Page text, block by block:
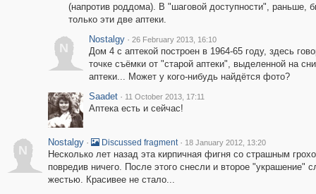
(напротив роддома). В "шаговой доступности", раньше,
только эти две аптеки.
N
Nostalgy · 26 February 2013, 16:10
Дом 4 с аптекой построен в 1964-65 году, здесь
точке съёмки от "старой аптеки", выделенной на
аптеки... Может у кого-нибудь найдётся фото?
Saadet · 11 October 2013, 17:11
Аптека есть и сейчас!
N
Nostalgy · Discussed fragment · 18 January 2012, 13:20
Несколько лет назад эта кирпичная фигня со страшным
повредив ничего. После этого снесли и второе "украшение"
жестью. Красивее не стало...